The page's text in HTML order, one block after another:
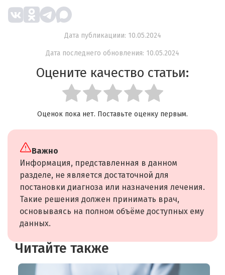
Дата публикациии: 10.05.2024
Дата последнего обновления: 10.05.2024
Оцените качество статьи:
Оценок пока нет. Поставьте оценку первым.
Важно
Информация, представленная в данном
разделе, не является достаточной для
постановки диагноза или назначения лечения.
Такие решения должен принимать врач,
основываясь на полном объёме доступных ему
данных.
Читайте также